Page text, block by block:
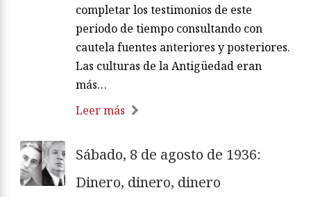
completar los testimonios de este
periodo de tiempo consultando con
cautela fuentes anteriores y posteriores.
Las culturas de la Antigüedad eran
más…
Leer más
Sábado, 8 de agosto de 1936:
Dinero, dinero, dinero